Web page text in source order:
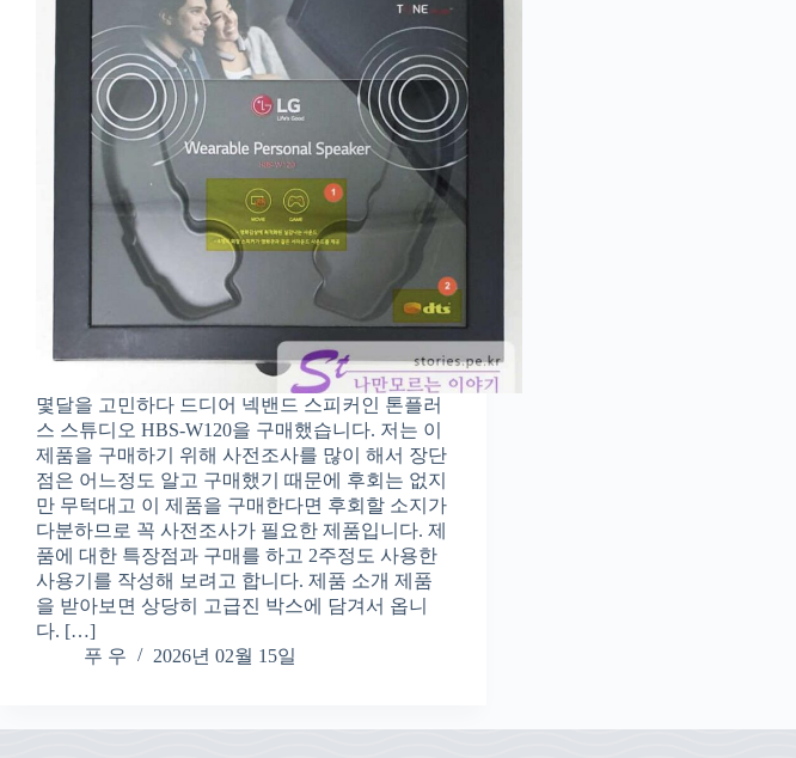
몇달을 고민하다 드디어 넥밴드 스피커인 톤플러
스 스튜디오 HBS-W120을 구매했습니다. 저는 이
제품을 구매하기 위해 사전조사를 많이 해서 장단
점은 어느정도 알고 구매했기 때문에 후회는 없지
만 무턱대고 이 제품을 구매한다면 후회할 소지가
다분하므로 꼭 사전조사가 필요한 제품입니다. 제
품에 대한 특장점과 구매를 하고 2주정도 사용한
사용기를 작성해 보려고 합니다. 제품 소개 제품
을 받아보면 상당히 고급진 박스에 담겨서 옵니
다. […]
푸 우
2026년 02월 15일